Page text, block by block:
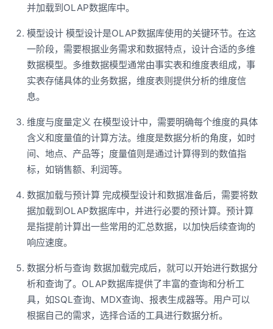
并加载到OLAP数据库中。
模型设计 模型设计是OLAP数据库使用的关键环节。在这
一阶段，需要根据业务需求和数据特点，设计合适的多维
数据模型。多维数据模型通常由事实表和维度表组成，事
实表存储具体的业务数据，维度表则提供分析的维度信
息。
维度与度量定义 在模型设计中，需要明确每个维度的具体
含义和度量值的计算方法。维度是数据分析的角度，如时
间、地点、产品等；度量值则是通过计算得到的数值指
标，如销售额、利润等。
数据加载与预计算 完成模型设计和数据准备后，需要将数
据加载到OLAP数据库中，并进行必要的预计算。预计算
是指提前计算出一些常用的汇总数据，以加快后续查询的
响应速度。
数据分析与查询 数据加载完成后，就可以开始进行数据分
析和查询了。OLAP数据库提供了丰富的查询和分析工
具，如SQL查询、MDX查询、报表生成器等。用户可以
根据自己的需求，选择合适的工具进行数据分析。